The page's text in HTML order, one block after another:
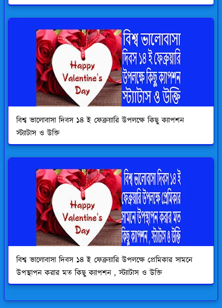
বিশ্ব ভালোবাসা দিবস ১৪ ই ফেব্রুয়ারি উপলক্ষে কিছু ক্যাপশন
স্ট্যাটাস ও উক্তি
বিশ্ব ভালোবাসা দিবস ১৪ ই ফেব্রুয়ারি উপলক্ষে প্রেমিকার সামনে
উপস্থাপন করার মত কিছু ক্যাপশন , স্ট্যাটাস ও উক্তি